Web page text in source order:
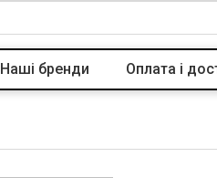
Наші бренди Оплата і